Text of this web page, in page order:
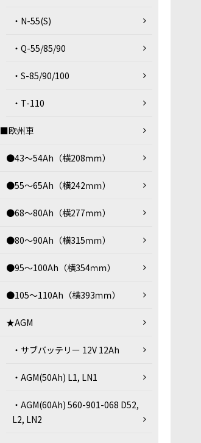
・N-55(S)
・Q-55/85/90
・S-85/90/100
・T-110
■欧州車
●43～54Ah（横208ｍｍ）
●55～65Ah（横242ｍｍ）
●68～80Ah（横277ｍｍ）
●80～90Ah（横315ｍｍ）
●95～100Ah（横354ｍｍ）
●105～110Ah（横393ｍｍ）
★AGM
・サブバッテリー 12V 12Ah
・AGM(50Ah) L1, LN1
・AGM(60Ah) 560-901-068 D52,
L2, LN2